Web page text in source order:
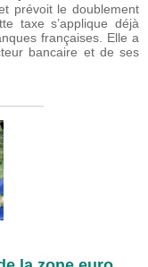
prévoit le doublement
taxe s’applique déjà
françaises. Elle a
bancaire et de ses